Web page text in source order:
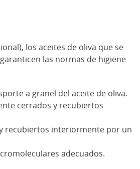
los aceites de oliva que se
las normas de higiene
a granel del aceite de oliva.
cerrados y recubiertos
recubiertos interiormente por un
adecuados.